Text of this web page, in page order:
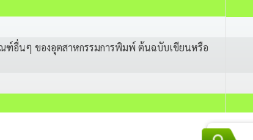
อื่นๆ ของอุตสาหกรรมการพิมพ์ ต้นฉบับเขียนหรือ